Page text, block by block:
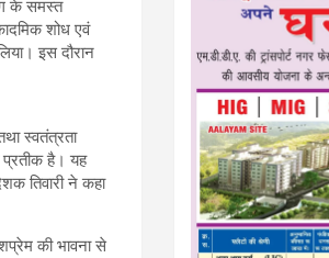
के समस्त
शोध एवं
इस दौरान
स्वतंत्रता
प्रतीक है। यह
तिवारी ने कहा
की भावना से